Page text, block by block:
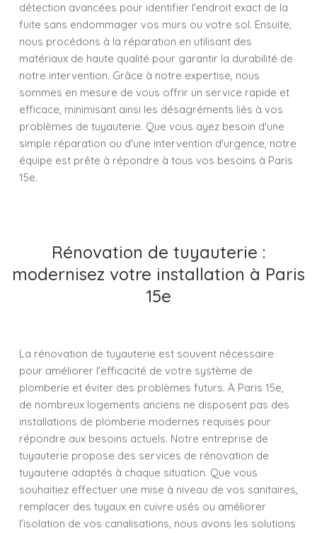
détection avancées pour identifier l'endroit exact de la
fuite sans endommager vos murs ou votre sol. Ensuite,
nous procédons à la réparation en utilisant des
matériaux de haute qualité pour garantir la durabilité de
notre intervention. Grâce à notre expertise, nous
sommes en mesure de vous offrir un service rapide et
efficace, minimisant ainsi les désagréments liés à vos
problèmes de tuyauterie. Que vous ayez besoin d'une
simple réparation ou d'une intervention d'urgence, notre
équipe est prête à répondre à tous vos besoins à Paris
15e.
Rénovation de tuyauterie :
modernisez votre installation à Paris
15e
La rénovation de tuyauterie est souvent nécessaire
pour améliorer l'efficacité de votre système de
plomberie et éviter des problèmes futurs. À Paris 15e,
de nombreux logements anciens ne disposent pas des
installations de plomberie modernes requises pour
répondre aux besoins actuels. Notre entreprise de
tuyauterie propose des services de rénovation de
tuyauterie adaptés à chaque situation. Que vous
souhaitiez effectuer une mise à niveau de vos sanitaires,
remplacer des tuyaux en cuivre usés ou améliorer
l'isolation de vos canalisations, nous avons les solutions